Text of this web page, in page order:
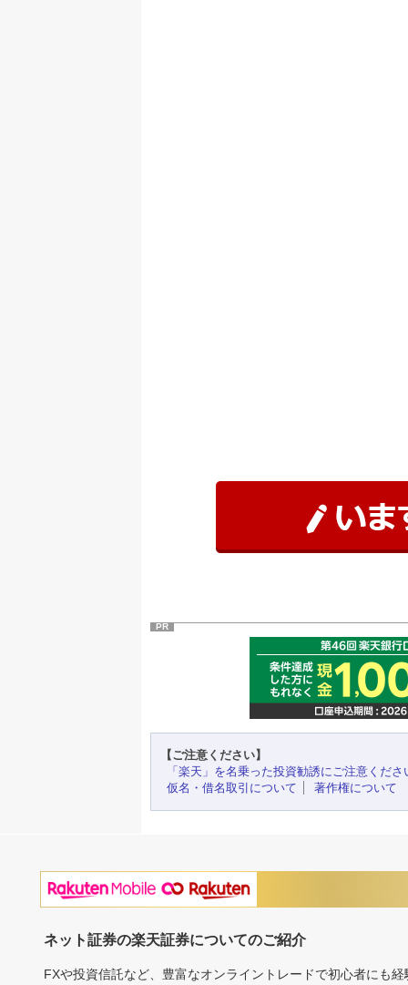
PR
【ご注意ください】
「楽天」を名乗った投資勧誘にご注意くださ
仮名・借名取引について
著作権について
ネット証券の楽天証券についてのご紹介
FXや投資信託など、豊富なオンライントレードで初心者にも